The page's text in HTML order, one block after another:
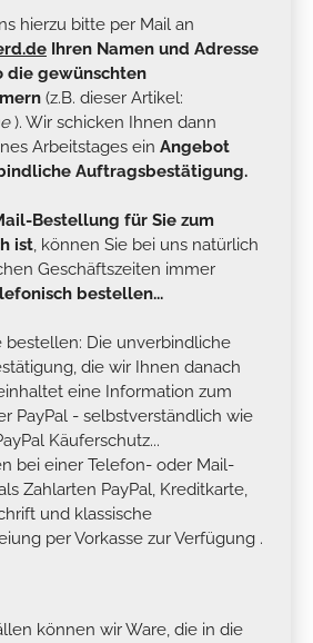
hierzu bitte per Mail an
Ihren Namen und Adresse
die gewünschten
(z.B. dieser Artikel:
). Wir schicken Ihnen dann
Arbeitstages ein Angebot
Auftragsbestätigung.
Bestellung für Sie zum
ist, können Sie bei uns natürlich
Geschäftszeiten immer
bestellen...
bestellen: Die unverbindliche
die wir Ihnen danach
eine Information zum
PayPal - selbstverständlich wie
Käuferschutz...
bei einer Telefon- oder Mail-
Zahlarten PayPal, Kreditkarte,
und klassische
per Vorkasse zur Verfügung .
können wir Ware, die in die